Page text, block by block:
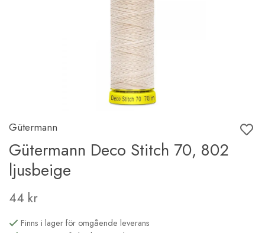
Gütermann
Gütermann Deco Stitch 70, 802
ljusbeige
44 kr
Finns i lager för omgående leverans